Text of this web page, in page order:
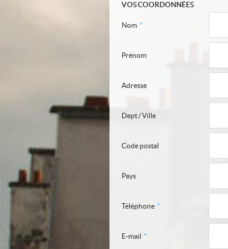
VOS COORDONNÉES
Nom *
Prénom
Adresse
Dept / Ville
Code postal
Pays
Téléphone *
E-mail *